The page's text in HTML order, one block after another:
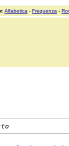
: Alfabetica - Frequenza -